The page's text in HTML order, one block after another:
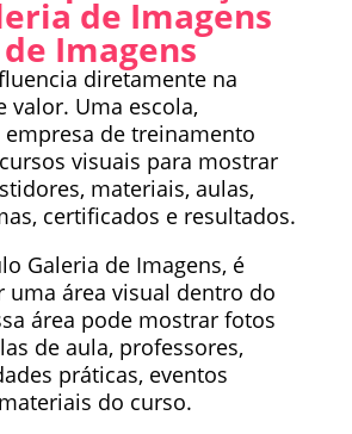
de Imagens
Imagens
diretamente na
valor. Uma escola,
de treinamento
visuais para mostrar
materiais, aulas,
certificados e resultados.
Galeria de Imagens, é
uma área visual dentro do
área pode mostrar fotos
de aula, professores,
práticas, eventos
do curso.